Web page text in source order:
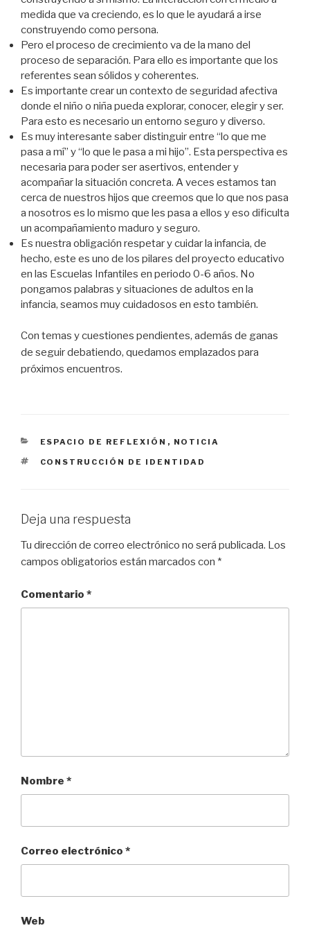
medida que va creciendo, es lo que le ayudará a irse
construyendo como persona.
Pero el proceso de crecimiento va de la mano del
proceso de separación. Para ello es importante que los
referentes sean sólidos y coherentes.
Es importante crear un contexto de seguridad afectiva
donde el niño o niña pueda explorar, conocer, elegir y ser.
Para esto es necesario un entorno seguro y diverso.
Es muy interesante saber distinguir entre “lo que me
pasa a mí” y “lo que le pasa a mi hijo”. Esta perspectiva es
necesaria para poder ser asertivos, entender y
acompañar la situación concreta. A veces estamos tan
cerca de nuestros hijos que creemos que lo que nos pasa
a nosotros es lo mismo que les pasa a ellos y eso dificulta
un acompañamiento maduro y seguro.
Es nuestra obligación respetar y cuidar la infancia, de
hecho, este es uno de los pilares del proyecto educativo
en las Escuelas Infantiles en periodo 0-6 años. No
pongamos palabras y situaciones de adultos en la
infancia, seamos muy cuidadosos en esto también.
Con temas y cuestiones pendientes, además de ganas
de seguir debatiendo, quedamos emplazados para
próximos encuentros.
CATEGORÍAS
ESPACIO DE REFLEXIÓN , NOTICIA
ETIQUETAS
CONSTRUCCIÓN DE IDENTIDAD
Deja una respuesta
Tu dirección de correo electrónico no será publicada. Los
campos obligatorios están marcados con *
Comentario *
Nombre *
Correo electrónico *
Web